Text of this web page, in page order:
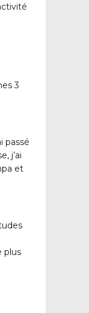
3
passé
j’ai
et
plus